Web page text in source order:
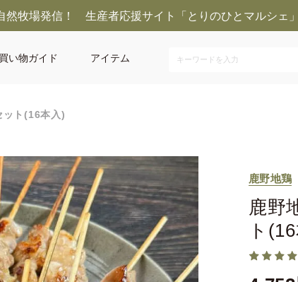
然牧場発信！ 生産者応援サイト「とりのひとマルシェ」
い物ガイド アイテム
ト(16本入)
鹿野地鶏
鹿野
ト